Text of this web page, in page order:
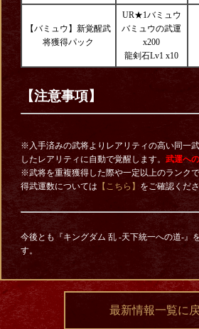
【バミュウ】新覚醒武
将獲得パック
UR★1バミュウ
バミュウの武運
x200
龍剣石Lv1 x10
【注意事項】
※入手済みの武将よりレアリティの高い同一
したレアリティに自動で覚醒します。 武運へ
※武将を重複獲得した際や一定以上のランク
得武運数については 【こちら】 をご確認くだ
今後とも『キングダム 乱 -天下統一への道-』
す。
最新情報一覧に